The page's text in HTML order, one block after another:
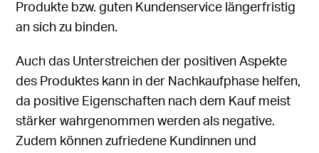
Produkte bzw. guten Kundenservice längerfristig
an sich zu binden.
Auch das Unterstreichen der positiven Aspekte
des Produktes kann in der Nachkaufphase helfen,
da positive Eigenschaften nach dem Kauf meist
stärker wahrgenommen werden als negative.
Zudem können zufriedene Kundinnen und